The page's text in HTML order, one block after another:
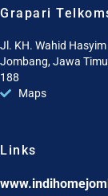
Grapari
Jl. KH. Wahid
Jombang, Jawa
188
Maps
Links